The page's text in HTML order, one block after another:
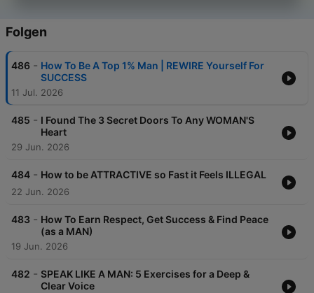
Folgen
486 - How To Be A Top 1% Man | REWIRE Yourself For
SUCCESS
11 Jul. 2026
485 - I Found The 3 Secret Doors To Any WOMAN'S
Heart
29 Jun. 2026
484 - How to be ATTRACTIVE so Fast it Feels ILLEGAL
22 Jun. 2026
483 - How To Earn Respect, Get Success & Find Peace
(as a MAN)
19 Jun. 2026
482 - SPEAK LIKE A MAN: 5 Exercises for a Deep &
Clear Voice